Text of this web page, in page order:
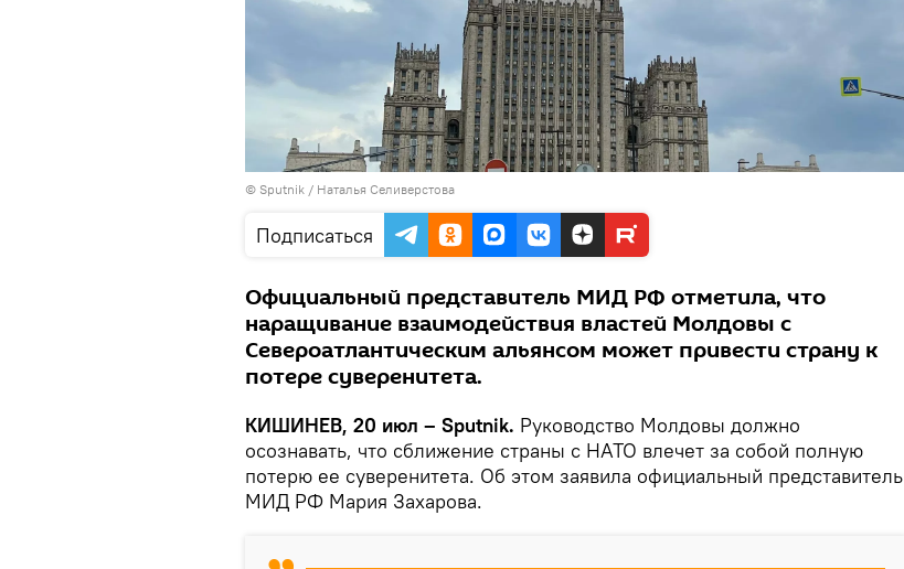
© Sputnik / Наталья Селиверстова
Подписаться
Официальный представитель МИД РФ отметила, что
наращивание взаимодействия властей Молдовы с
Североатлантическим альянсом может привести страну к
потере суверенитета.
КИШИНЕВ, 20 июл – Sputnik. Руководство Молдовы должно
осознавать, что сближение страны с НАТО влечет за собой полную
потерю ее суверенитета. Об этом заявила официальный представитель
МИД РФ Мария Захарова.